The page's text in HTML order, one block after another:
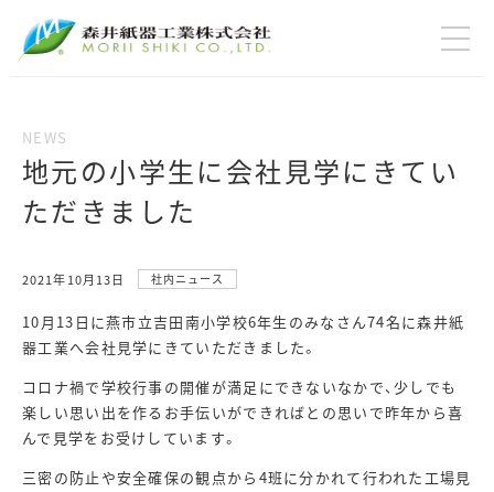
地元の小学生に会社見学にきてい
ただきました
2021年10月13日 社内ニュース
10月13日に燕市立吉田南小学校6年生のみなさん74名に森井紙
器工業へ会社見学にきていただきました。
コロナ禍で学校行事の開催が満足にできないなかで、少しでも
楽しい思い出を作るお手伝いができればとの思いで昨年から喜
んで見学をお受けしています。
三密の防止や安全確保の観点から4班に分かれて行われた工場見